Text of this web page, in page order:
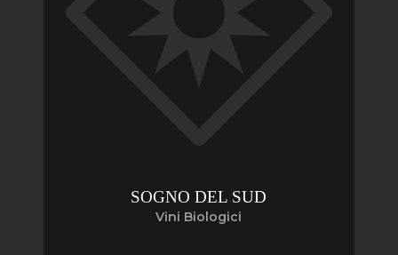
SOGNO DEL SUD
Vini Biologici